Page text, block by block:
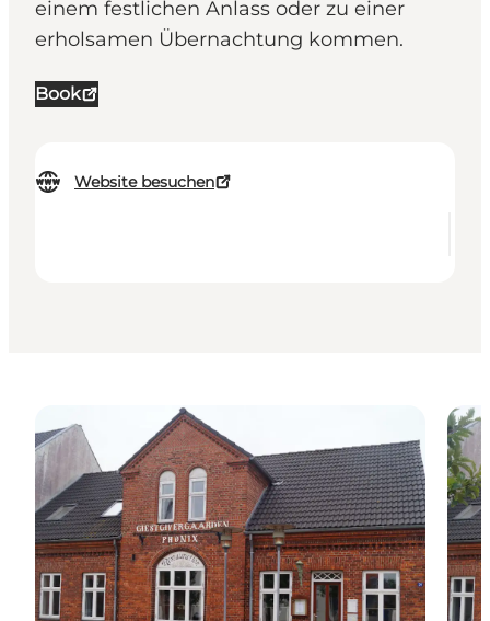
einem festlichen Anlass oder zu einer
erholsamen Übernachtung kommen.
Book
Website besuchen